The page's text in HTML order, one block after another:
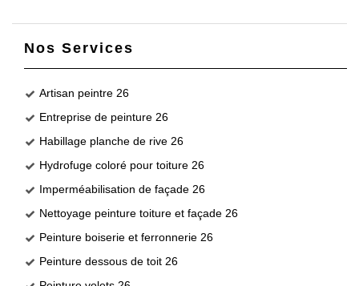
Nos Services
Artisan peintre 26
Entreprise de peinture 26
Habillage planche de rive 26
Hydrofuge coloré pour toiture 26
Imperméabilisation de façade 26
Nettoyage peinture toiture et façade 26
Peinture boiserie et ferronnerie 26
Peinture dessous de toit 26